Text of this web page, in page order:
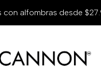
con alfombras desde